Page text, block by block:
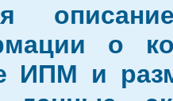
о
ИПМ и